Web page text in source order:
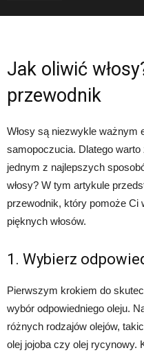
Jak oliwić
przewodnik
Włosy są niezwykle ważnym
samopoczucia. Dlatego
jednym z najlepszych
włosy? W tym artykule
przewodnik, który pomoże Ci
pięknych włosów.
1. Wybierz
Pierwszym krokiem do
wybór odpowiedniego oleju.
różnych rodzajów olejów,
olej jojoba czy olej rycynowy.